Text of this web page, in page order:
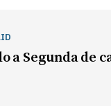
a Segunda de